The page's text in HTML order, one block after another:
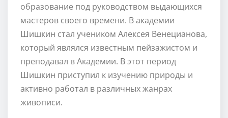
образование под руководством выдающихся
мастеров своего времени. В академии
Шишкин стал учеником Алексея Венецианова,
который являлся известным пейзажистом и
преподавал в Академии. В этот период
Шишкин приступил к изучению природы и
активно работал в различных жанрах
живописи.